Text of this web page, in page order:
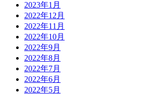
2023年1月
2022年12月
2022年11月
2022年10月
2022年9月
2022年8月
2022年7月
2022年6月
2022年5月